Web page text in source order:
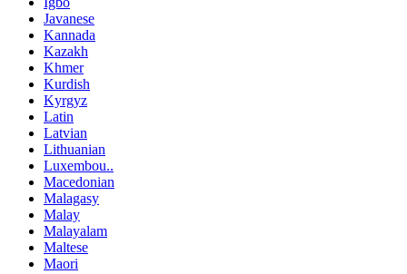
Javanese
Kannada
Kazakh
Khmer
Kurdish
Kyrgyz
Latin
Latvian
Lithuanian
Luxembou..
Macedonian
Malagasy
Malay
Malayalam
Maltese
Maori